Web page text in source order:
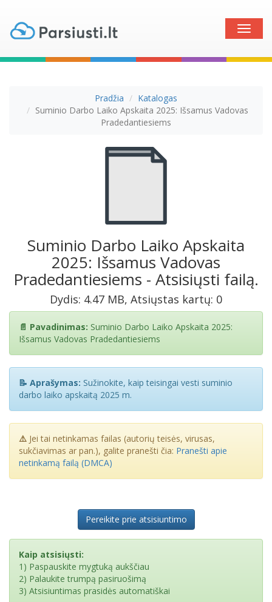
Toggle
Pradžia
Katalogas
Suminio Darbo Laiko Apskaita 2025: Išsamus Vadovas
Pradedantiesiems
Suminio Darbo Laiko Apskaita
2025: Išsamus Vadovas
Pradedantiesiems - Atsisiųsti failą.
Dydis: 4.47 MB, Atsiųstas kartų: 0
📄 Pavadinimas: Suminio Darbo Laiko Apskaita 2025:
Išsamus Vadovas Pradedantiesiems
📝 Aprašymas: Sužinokite, kaip teisingai vesti suminio
darbo laiko apskaitą 2025 m.
⚠️ Jei tai netinkamas failas (autorių teisės, virusas,
sukčiavimas ar pan.), galite pranešti čia: Pranešti apie
netinkamą failą (DMCA)
Pereikite prie atsisiuntimo
Kaip atsisiųsti:
1) Paspauskite mygtuką aukščiau
2) Palaukite trumpą pasiruošimą
3) Atsisiuntimas prasidės automatiškai